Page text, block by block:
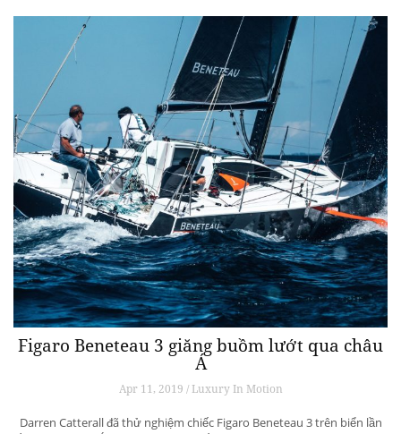
Figaro Beneteau 3 giăng buồm lướt qua châu
Á
Apr 11, 2019 / Luxury In Motion
Darren Catterall đã thử nghiệm chiếc Figaro Beneteau 3 trên biển lần